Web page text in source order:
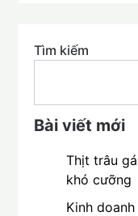
Tìm kiếm
Bài viết mới
Thịt trâu
khó cưỡng
Kinh